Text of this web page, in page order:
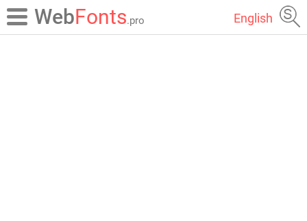
WebFonts.pro English